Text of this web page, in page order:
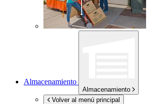
Almacenamiento
Almacenamiento
Volver al menú principal